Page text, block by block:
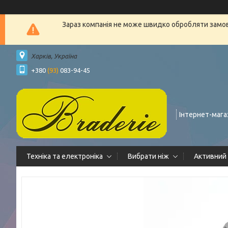
Зараз компанія не може швидко обробляти
Харків, Україна
+380 (93) 083-94-45
Інтернет-
Техніка та електроніка Вибрати ніж Активний